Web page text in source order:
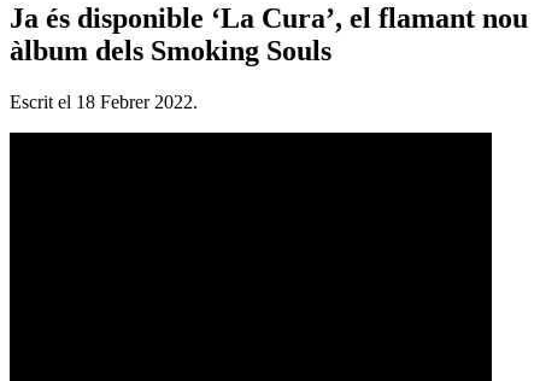
Ja és disponible ‘La Cura’, el flamant nou
àlbum dels Smoking Souls
Escrit el 18 Febrer 2022.